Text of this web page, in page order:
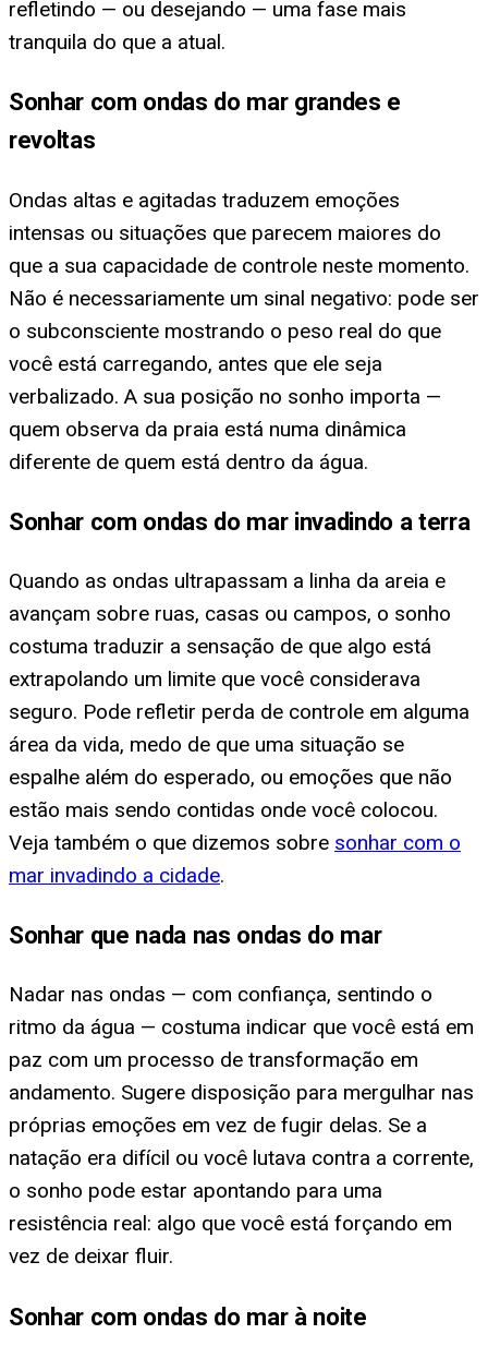
refletindo — ou desejando — uma fase mais
tranquila do que a atual.
Sonhar com ondas do mar grandes e
revoltas
Ondas altas e agitadas traduzem emoções
intensas ou situações que parecem maiores do
que a sua capacidade de controle neste momento.
Não é necessariamente um sinal negativo: pode ser
o subconsciente mostrando o peso real do que
você está carregando, antes que ele seja
verbalizado. A sua posição no sonho importa —
quem observa da praia está numa dinâmica
diferente de quem está dentro da água.
Sonhar com ondas do mar invadindo a terra
Quando as ondas ultrapassam a linha da areia e
avançam sobre ruas, casas ou campos, o sonho
costuma traduzir a sensação de que algo está
extrapolando um limite que você considerava
seguro. Pode refletir perda de controle em alguma
área da vida, medo de que uma situação se
espalhe além do esperado, ou emoções que não
estão mais sendo contidas onde você colocou.
Veja também o que dizemos sobre sonhar com o
mar invadindo a cidade.
Sonhar que nada nas ondas do mar
Nadar nas ondas — com confiança, sentindo o
ritmo da água — costuma indicar que você está em
paz com um processo de transformação em
andamento. Sugere disposição para mergulhar nas
próprias emoções em vez de fugir delas. Se a
natação era difícil ou você lutava contra a corrente,
o sonho pode estar apontando para uma
resistência real: algo que você está forçando em
vez de deixar fluir.
Sonhar com ondas do mar à noite